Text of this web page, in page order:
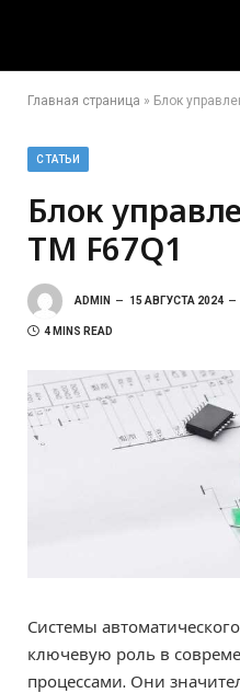
Главная страница » Блок
СТАТЬИ
Блок
TM F67Q1
ADMIN 15 АВГУСТА 2024
4 MINS READ
Системы
ключевую роль в
процессами. Они